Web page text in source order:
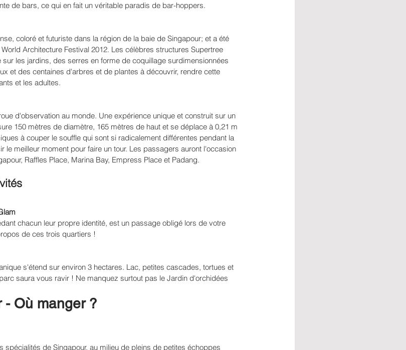
de bars, ce qui en fait un véritable paradis de bar-hoppers.
coloré et futuriste dans la région de la baie de Singapour; et a été
Architecture Festival 2012. Les célèbres structures Supertree
les jardins, des serres en forme de coquillage surdimensionnées
et des centaines d'arbres et de plantes à découvrir, rendre cette
et les adultes.
d'observation au monde. Une expérience unique et construit sur un
150 mètres de diamètre, 165 mètres de haut et se déplace à 0,21 m
à couper le souffle qui sont si radicalement différentes pendant la
le meilleur moment pour faire un tour. Les passagers auront l'occasion
Raffles Place, Marina Bay, Empress Place et Padang.
chacun leur propre identité, est un passage obligé lors de votre
de ces trois quartiers !
s'étend sur environ 3 hectares. Lac, petites cascades, tortues et
saura vous ravir ! Ne manquez surtout pas le Jardin d'orchidées
- Où manger ?
spécialités de Singapour, au milieu de pleins de petites échoppes